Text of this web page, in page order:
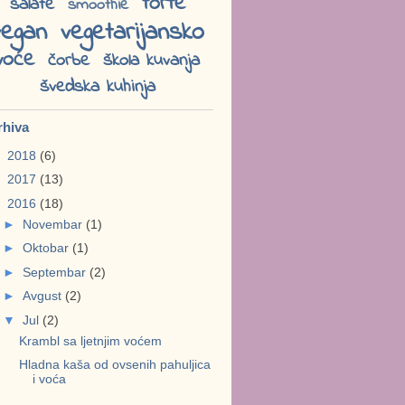
smoothie
vegetarijansko
čorbe škola kuvanja
švedska kuhinja
2018 (6)
2017 (13)
2016 (18)
► Novembar (1)
► Oktobar (1)
► Septembar (2)
► Avgust (2)
▼ Jul (2)
Krambl sa ljetnjim voćem
Hladna kaša od ovsenih pahuljica
i voća